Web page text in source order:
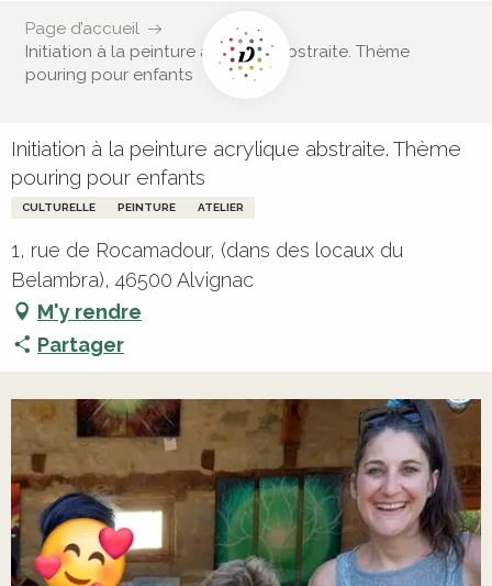
Page d’accueil
Initiation à la peinture acrylique abstraite. Thème
pouring pour enfants
Initiation à la peinture acrylique abstraite. Thème
pouring pour enfants
CULTURELLE PEINTURE ATELIER
1, rue de Rocamadour, (dans des locaux du
Belambra), 46500 Alvignac
M'y rendre
Partager